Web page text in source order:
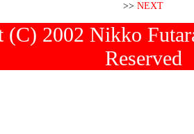
>> NEXT
(C) 2002 Nikko
Reserved